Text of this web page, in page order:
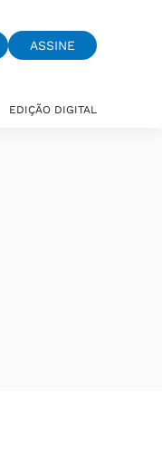
ASSINE
EDIÇÃO DIGITAL